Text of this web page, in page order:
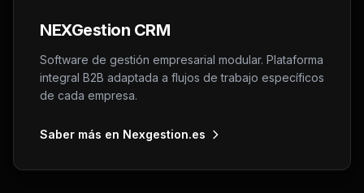
NEXGestion CRM
Software de gestión empresarial modular. Plataforma
integral B2B adaptada a flujos de trabajo específicos
de cada empresa.
Saber más en Nexgestion.es